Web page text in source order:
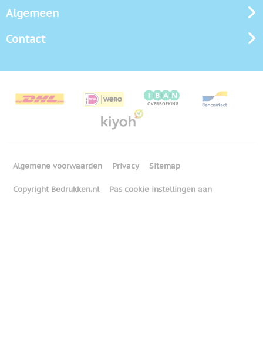
Algemeen
Contact
Algemene voorwaarden Privacy Sitemap
Copyright Bedrukken.nl Pas cookie instellingen aan